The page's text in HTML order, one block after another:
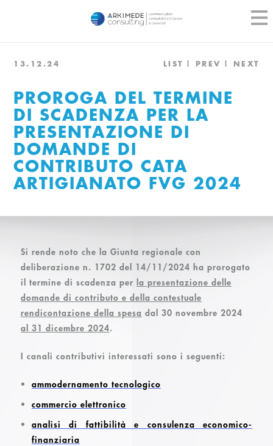
13.12.24
PROROGA DEL TERMINE
DI SCADENZA PER LA
PRESENTAZIONE DI
DOMANDE DI
CONTRIBUTO CATA
ARTIGIANATO FVG 2024
LIST PREV NEXT
Si rende noto che la Giunta regionale con
deliberazione n. 1702 del 14/11/2024 ha prorogato
il termine di scadenza per la presentazione delle
domande di contributo e della contestuale
rendicontazione della spesa dal 30 novembre 2024
al 31 dicembre 2024.
I canali contributivi interessati sono i seguenti:
ammodernamento tecnologico
commercio elettronico
analisi di fattibilità e consulenza economico-
finanziaria